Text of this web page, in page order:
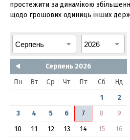
простежити за динамікою
щодо грошових одиниць інших
Серпень 2026
Пн
Вт Ср Чт Пт Сб
Нд
1
2
3
4 5 6 7 8
9
10
11 12 13 14 15
16